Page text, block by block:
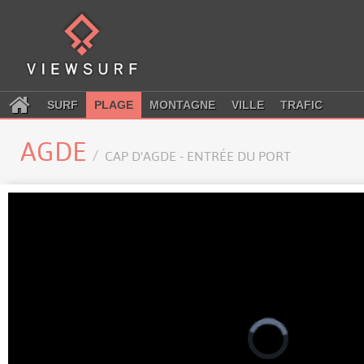
SURF PLAGE MONTAGNE VILLE TRAFIC
AGDE CAP D'AGDE - ENTRÉE DU PORT